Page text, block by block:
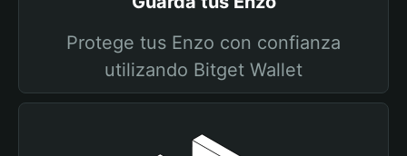
Protege tus Enzo con confianza
utilizando Bitget Wallet